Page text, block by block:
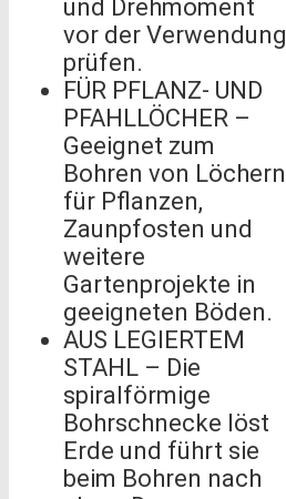
und Drehmoment
vor der Verwendung
prüfen.
FÜR PFLANZ- UND
PFAHLLÖCHER –
Geeignet zum
Bohren von Löchern
für Pflanzen,
Zaunpfosten und
weitere
Gartenprojekte in
geeigneten Böden.
AUS LEGIERTEM
STAHL – Die
spiralförmige
Bohrschnecke löst
Erde und führt sie
beim Bohren nach